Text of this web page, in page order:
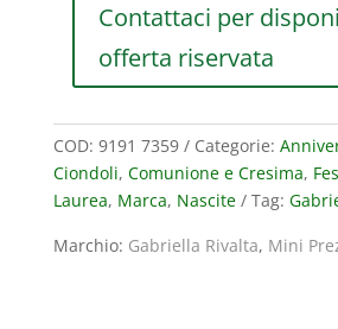
PREZIOSI
RAME
E
SMALTI
A
GRAN
Contattaci per
offerta riservata
COD: 9191 7359 Categorie:
Ciondoli, Comunione e Cresima,
Laurea, Marca, Nascite Tag:
Marchio: Gabriella Rivalta, Mini